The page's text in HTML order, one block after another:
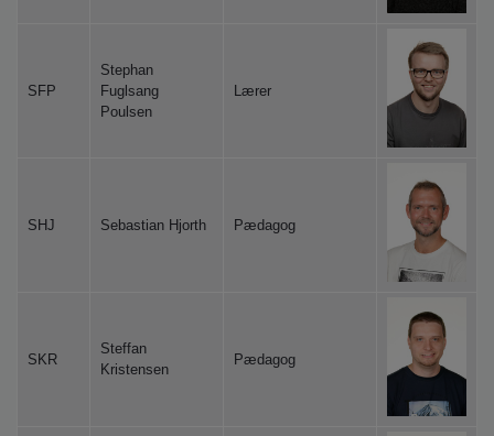
SFP
Stephan
Fuglsang
Poulsen
Lærer
SHJ Sebastian Hjorth Pædagog
SKR
Steffan
Kristensen
Pædagog